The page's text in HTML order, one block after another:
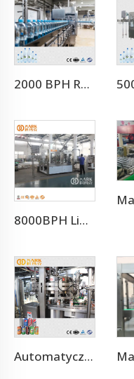
2000 BPH Rotacyjna Maszyna 3 w 1 do Napełniania Wody (CGF8-8-3)
8000BPH Linia produkcyjna do napełniania napojów gazowanych
Automatyczna maszyna do napełniania i uszczelniania puszki aluminiowe 330ml o wydajności 3000 puszek na godzinę do piwa rzemieślniczego i napojów owocowych / linia do pakowania piwa w puszki